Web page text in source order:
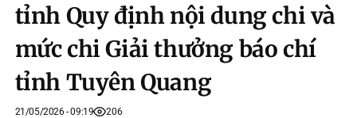
tỉnh Quy định nội dung chi và
mức chi Giải thưởng báo chí
tỉnh Tuyên Quang
21/05/2026 - 09:19 206